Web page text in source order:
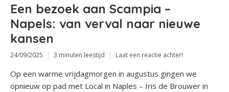
Een bezoek aan Scampia –
Napels: van verval naar nieuwe
kansen
24/09/2025 3 minuten leestijd Laat een reactie achter!
Op een warme vrijdagmorgen in augustus gingen we
opnieuw op pad met Local in Naples – Iris de Brouwer in